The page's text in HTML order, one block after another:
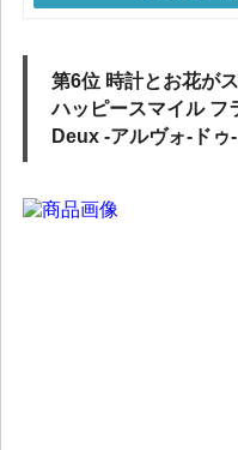
第6位 時計とお花が
ハッピースマイル フ
Deux -アルヴォ-ドゥ-